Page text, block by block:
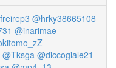
@hrky38665108
@inarimae
@Tksga @diccogiale21